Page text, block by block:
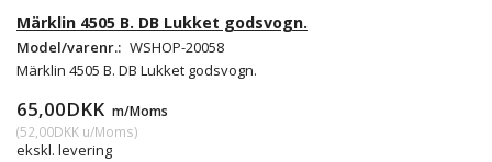
Märklin 4505 B. DB Lukket godsvogn.
Model/varenr.: WSHOP-20058
Märklin 4505 B. DB Lukket godsvogn.
65,00DKK m/Moms
(52,00DKK u/Moms)
ekskl. levering